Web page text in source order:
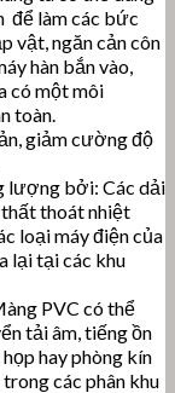
để làm các bức
vật, ngăn cản côn
hàn bắn vào,
có một môi
toàn.
giảm cường độ
lượng bởi: Các dải
thất thoát nhiệt
loại máy điện của
lại tại các khu
PVC có thể
tải âm, tiếng ồn
hay phòng kín
các phân khu